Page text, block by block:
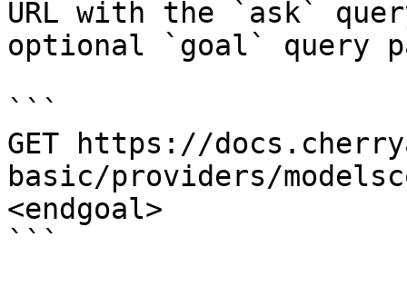
URL with the `ask`
optional `goal` query
```
GET https://
basic/providers/
<endgoal>
```